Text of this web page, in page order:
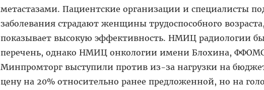
метастазами. Пациентские организации и специалисты
заболевания страдают женщины трудоспособного
показывает высокую эффективность. НМИЦ радиологии
перечень, однако НМИЦ онкологии имени Блохина,
Минпромторг выступили против из-за нагрузки на
цену на 20% относительно ранее предложенной, но на